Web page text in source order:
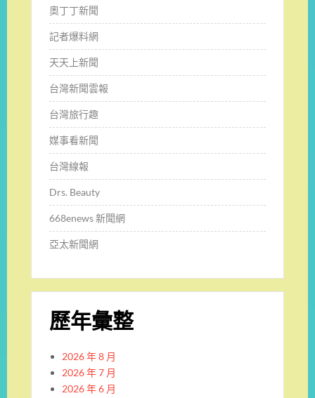
奧丁丁新聞
記者爆料網
天天上新聞
台灣新聞雲報
台灣旅行趣
媒事看新聞
台灣線報
Drs. Beauty
668enews 新聞網
亞太新聞網
歷年彙整
2026 年 8 月
2026 年 7 月
2026 年 6 月